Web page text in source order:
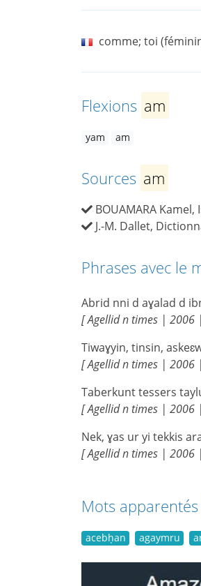
comme; toi
Flexions am
yam am
Sources am
BOUAMARA
J.-M. Dallet,
Phrases avec le
Abrid nni d aɣalad d
[ Agellid n times | 2006
Tiwaɣyin, tinsin,
[ Agellid n times | 2006
Taberkunt tessers
[ Agellid n times | 2006
Nek, ɣas ur yi tekkis
[ Agellid n times | 2006
Mots apparentés
acebḥan agaymru